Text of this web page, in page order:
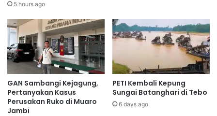
5 hours ago
GAN Sambangi Kejagung,
Pertanyakan Kasus
Perusakan Ruko di Muaro
Jambi
PETI Kembali Kepung
Sungai Batanghari di Tebo
6 days ago